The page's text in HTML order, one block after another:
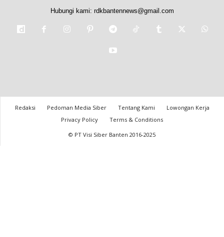
Hubungi kami: rdkbantennews@gmail.com
Redaksi Pedoman Media Siber Tentang Kami
Lowongan Kerja
Privacy Policy
Terms & Conditions
© PT Visi Siber Banten 2016-2025